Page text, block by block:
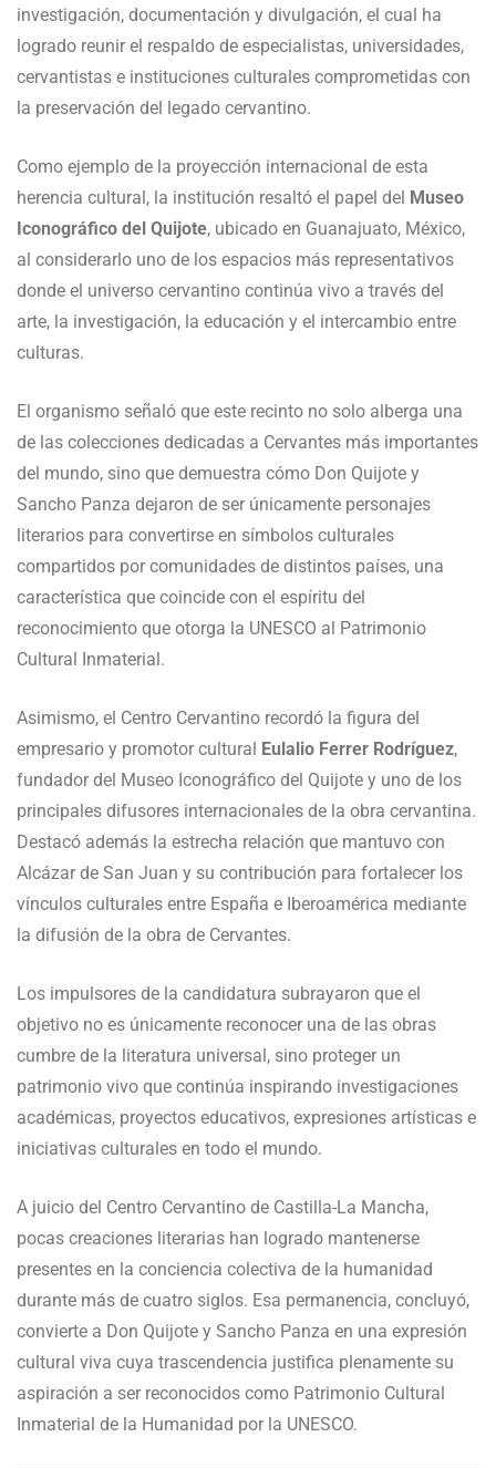
investigación, documentación y divulgación, el cual ha
logrado reunir el respaldo de especialistas, universidades,
cervantistas e instituciones culturales comprometidas con
la preservación del legado cervantino.
Como ejemplo de la proyección internacional de esta
herencia cultural, la institución resaltó el papel del Museo
Iconográfico del Quijote, ubicado en Guanajuato, México,
al considerarlo uno de los espacios más representativos
donde el universo cervantino continúa vivo a través del
arte, la investigación, la educación y el intercambio entre
culturas.
El organismo señaló que este recinto no solo alberga una
de las colecciones dedicadas a Cervantes más importantes
del mundo, sino que demuestra cómo Don Quijote y
Sancho Panza dejaron de ser únicamente personajes
literarios para convertirse en símbolos culturales
compartidos por comunidades de distintos países, una
característica que coincide con el espíritu del
reconocimiento que otorga la UNESCO al Patrimonio
Cultural Inmaterial.
Asimismo, el Centro Cervantino recordó la figura del
empresario y promotor cultural Eulalio Ferrer Rodríguez,
fundador del Museo Iconográfico del Quijote y uno de los
principales difusores internacionales de la obra cervantina.
Destacó además la estrecha relación que mantuvo con
Alcázar de San Juan y su contribución para fortalecer los
vínculos culturales entre España e Iberoamérica mediante
la difusión de la obra de Cervantes.
Los impulsores de la candidatura subrayaron que el
objetivo no es únicamente reconocer una de las obras
cumbre de la literatura universal, sino proteger un
patrimonio vivo que continúa inspirando investigaciones
académicas, proyectos educativos, expresiones artísticas e
iniciativas culturales en todo el mundo.
A juicio del Centro Cervantino de Castilla-La Mancha,
pocas creaciones literarias han logrado mantenerse
presentes en la conciencia colectiva de la humanidad
durante más de cuatro siglos. Esa permanencia, concluyó,
convierte a Don Quijote y Sancho Panza en una expresión
cultural viva cuya trascendencia justifica plenamente su
aspiración a ser reconocidos como Patrimonio Cultural
Inmaterial de la Humanidad por la UNESCO.